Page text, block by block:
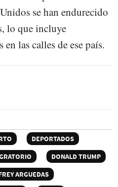
se han endurecido
lo que incluye
las calles de ese país.
DEPORTADOS
DONALD TRUMP
ARGUEDAS